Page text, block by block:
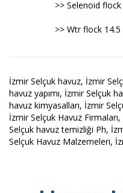
>> Selenoid
>> Wtr flock
İzmir Selçuk havuz, İzmir
havuz yapımı, İzmir Selçuk
havuz kimyasalları, İzmir
İzmir Selçuk Havuz
Selçuk havuz temizliği Ph,
Selçuk Havuz Malzemeleri,